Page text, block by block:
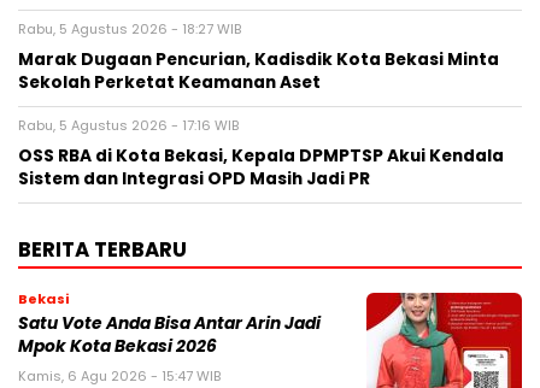
Rabu, 5 Agustus 2026 - 18:27 WIB
‎Marak Dugaan Pencurian, Kadisdik Kota Bekasi Minta
Sekolah Perketat Keamanan Aset
Rabu, 5 Agustus 2026 - 17:16 WIB
‎OSS RBA di Kota Bekasi, Kepala DPMPTSP Akui Kendala
Sistem dan Integrasi OPD Masih Jadi PR
BERITA TERBARU
Bekasi
Satu Vote Anda Bisa Antar Arin Jadi
Mpok Kota Bekasi 2026
Kamis, 6 Agu 2026 - 15:47 WIB